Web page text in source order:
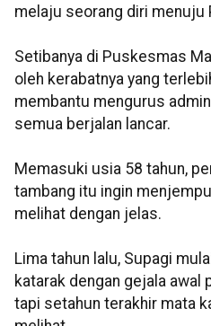
melaju seorang diri menuju
Setibanya di Puskesmas
oleh kerabatnya yang
membantu mengurus
semua berjalan lancar.
Memasuki usia 58 tahun,
tambang itu ingin
melihat dengan jelas.
Lima tahun lalu, Supagi
katarak dengan gejala awal
tapi setahun terakhir mata